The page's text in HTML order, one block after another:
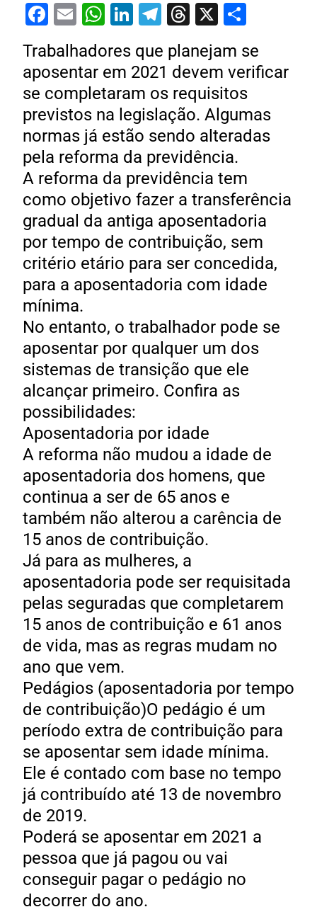
Facebook
EmailWhatsApp
LinkedIn
Telegram
Threads
X
Trabalhadores que planejam se
aposentar em 2021 devem verificar
se completaram os requisitos
previstos na legislação. Algumas
normas já estão sendo alteradas
pela reforma da previdência.
A reforma da previdência tem
como objetivo fazer a transferência
gradual da antiga aposentadoria
por tempo de contribuição, sem
critério etário para ser concedida,
para a aposentadoria com idade
mínima.
No entanto, o trabalhador pode se
aposentar por qualquer um dos
sistemas de transição que ele
alcançar primeiro. Confira as
possibilidades:
Aposentadoria por idade
A reforma não mudou a idade de
aposentadoria dos homens, que
continua a ser de 65 anos e
também não alterou a carência de
15 anos de contribuição.
Já para as mulheres, a
aposentadoria pode ser requisitada
pelas seguradas que completarem
15 anos de contribuição e 61 anos
de vida, mas as regras mudam no
ano que vem.
Pedágios (aposentadoria por tempo
de contribuição)O pedágio é um
período extra de contribuição para
se aposentar sem idade mínima.
Ele é contado com base no tempo
já contribuído até 13 de novembro
de 2019.
Poderá se aposentar em 2021 a
pessoa que já pagou ou vai
conseguir pagar o pedágio no
decorrer do ano.